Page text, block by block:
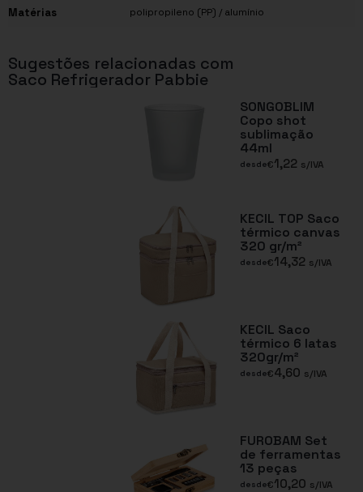
Matérias polipropileno (PP) / alumínio
Sugestões relacionadas com
Saco Refrigerador Pabbie
SONGOBLIM
Copo shot
sublimação
44ml
desde€1,22 s/IVA
KECIL TOP Saco
térmico canvas
320 gr/m²
desde€14,32 s/IVA
KECIL Saco
térmico 6 latas
320gr/m²
desde€4,60 s/IVA
FUROBAM Set
de ferramentas
13 peças
desde€10,20 s/IVA